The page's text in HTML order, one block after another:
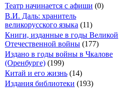
Театр начинается с афиши (0)
В.И. Даль: хранитель
великорусского языка (11)
Книги, изданные в годы Великой
Отечественной войны (177)
Издано в годы войны в Чкалове
(Оренбурге) (199)
Китай и его жизнь (14)
Издания библиотеки (193)